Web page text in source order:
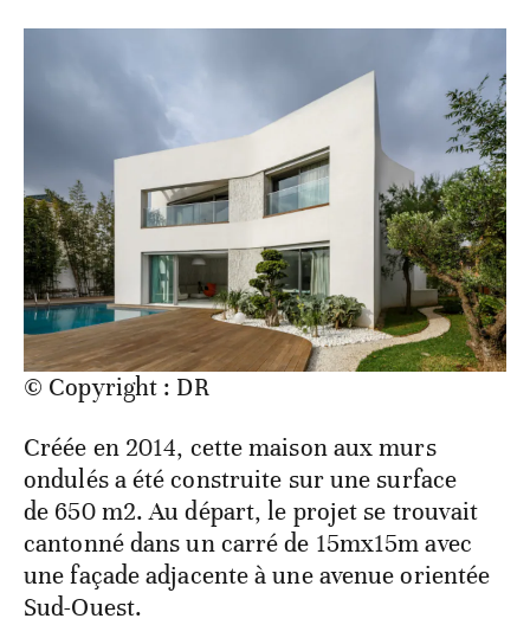
© Copyright : DR
Créée en 2014, cette maison aux murs
ondulés a été construite sur une surface
de 650 m2. Au départ, le projet se trouvait
cantonné dans un carré de 15mx15m avec
une façade adjacente à une avenue orientée
Sud-Ouest.